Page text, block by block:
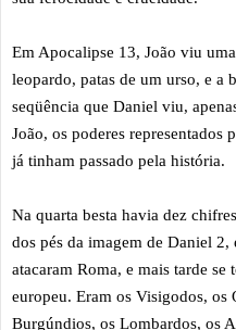
Em Apocalipse 13, João viu
leopardo, patas de um urso, e a
seqüência que Daniel viu,
João, os poderes representados
já tinham passado pela história.
Na quarta besta havia dez
dos pés da imagem de Daniel 2,
atacaram Roma, e mais tarde se
europeu. Eram os Visigodos, os
Burgúndios, os Lombardos, os